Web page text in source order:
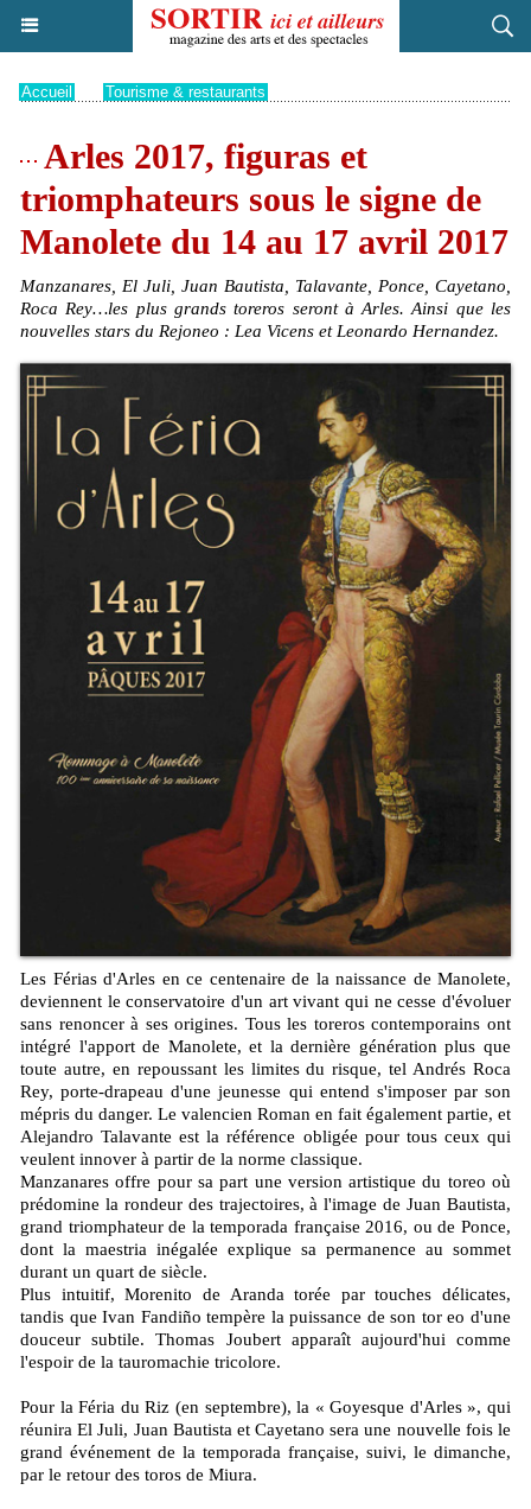
Accueil Tourisme & restaurants
Arles 2017, figuras et
triomphateurs sous le signe de
Manolete du 14 au 17 avril 2017
Manzanares, El Juli, Juan Bautista, Talavante, Ponce, Cayetano,
Roca Rey…les plus grands toreros seront à Arles. Ainsi que les
nouvelles stars du Rejoneo : Lea Vicens et Leonardo Hernandez.
Les Férias d'Arles en ce centenaire de la naissance de Manolete,
deviennent le conservatoire d'un art vivant qui ne cesse d'évoluer
sans renoncer à ses origines. Tous les toreros contemporains ont
intégré l'apport de Manolete, et la dernière génération plus que
toute autre, en repoussant les limites du risque, tel Andrés Roca
Rey, porte-drapeau d'une jeunesse qui entend s'imposer par son
mépris du danger. Le valencien Roman en fait également partie, et
Alejandro Talavante est la référence obligée pour tous ceux qui
veulent innover à partir de la norme classique.
Manzanares offre pour sa part une version artistique du toreo où
prédomine la rondeur des trajectoires, à l'image de Juan Bautista,
grand triomphateur de la temporada française 2016, ou de Ponce,
dont la maestria inégalée explique sa permanence au sommet
durant un quart de siècle.
Plus intuitif, Morenito de Aranda torée par touches délicates,
tandis que Ivan Fandiño tempère la puissance de son tor eo d'une
douceur subtile. Thomas Joubert apparaît aujourd'hui comme
l'espoir de la tauromachie tricolore.
Pour la Féria du Riz (en septembre), la « Goyesque d'Arles », qui
réunira El Juli, Juan Bautista et Cayetano sera une nouvelle fois le
grand événement de la temporada française, suivi, le dimanche,
par le retour des toros de Miura.